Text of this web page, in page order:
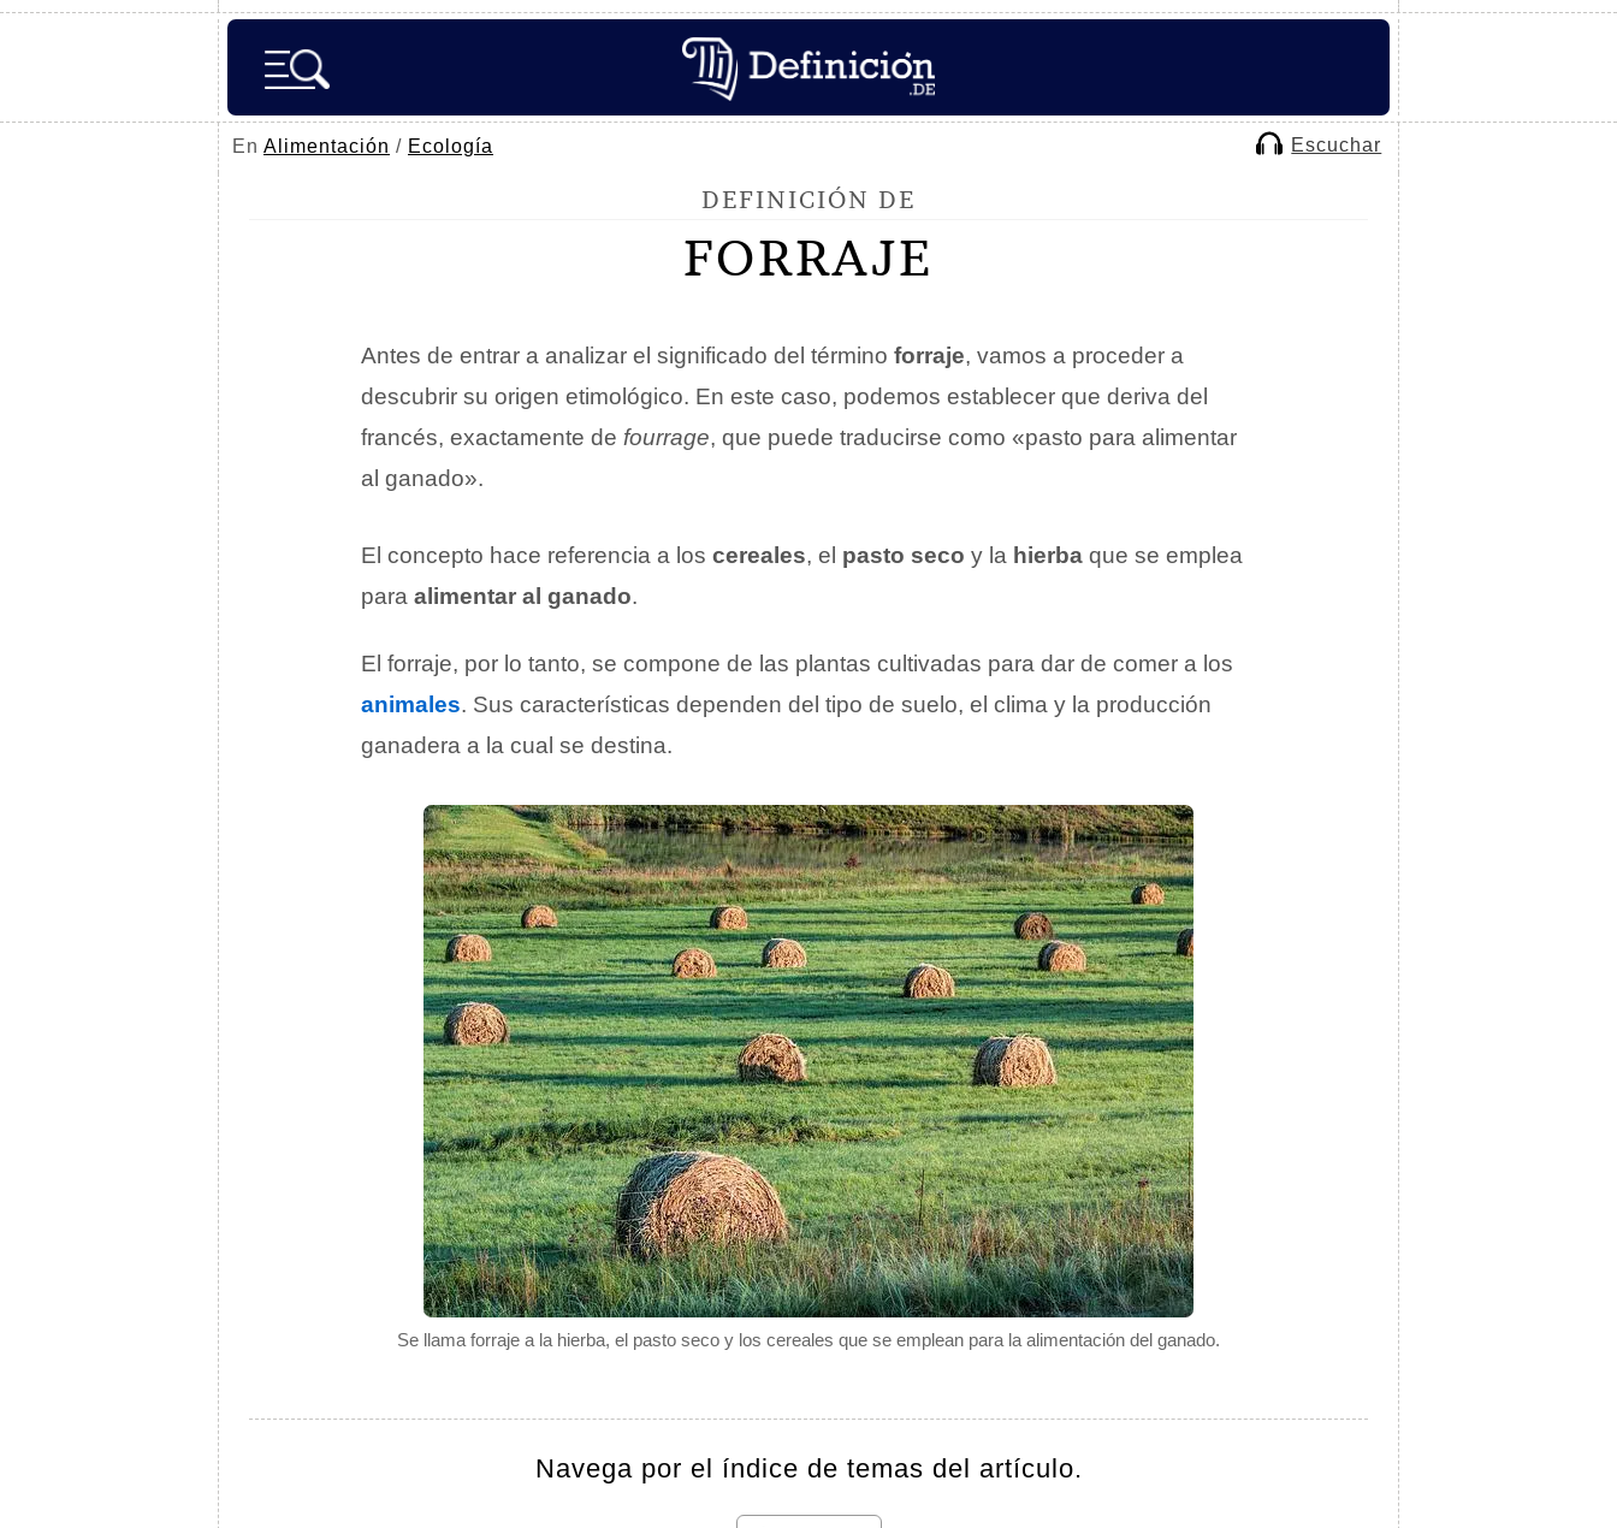
En Alimentación / Ecología Escuchar
DEFINICIÓN DE
FORRAJE
Se llama forraje a la hierba, el pasto seco y los cereales que se emplean para la alimentación del ganado.
Antes de entrar a analizar el significado del término forraje, vamos a proceder a
descubrir su origen etimológico. En este caso, podemos establecer que deriva del
francés, exactamente de fourrage, que puede traducirse como «pasto para alimentar
al ganado».
El concepto hace referencia a los cereales, el pasto seco y la hierba que se emplea
para alimentar al ganado.
El forraje, por lo tanto, se compone de las plantas cultivadas para dar de comer a los
animales. Sus características dependen del tipo de suelo, el clima y la producción
ganadera a la cual se destina.
Navega por el índice de temas del artículo.